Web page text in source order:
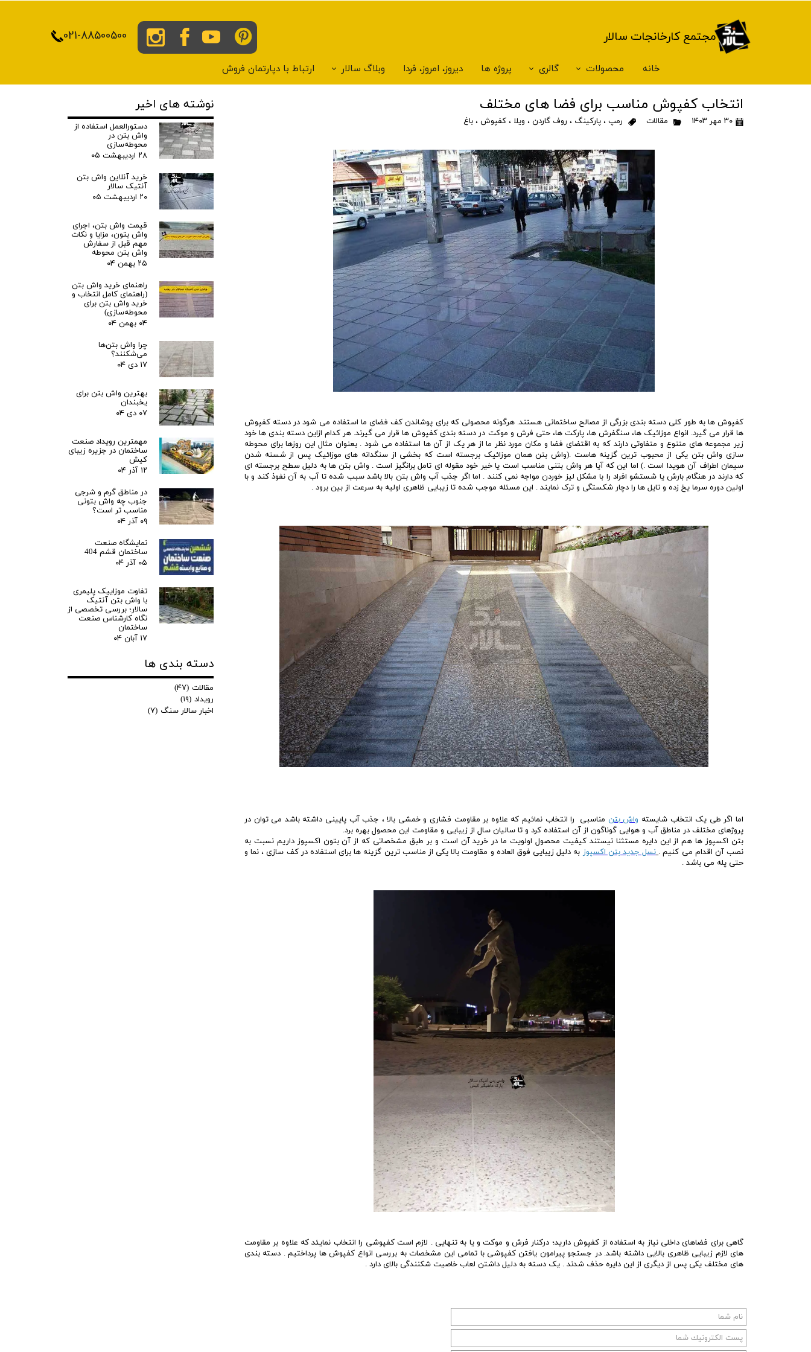
021-88500500
خانه محصولات گالری پروژه ها دیروز، امروز، فردا وبلاگ سالار ارتباط با دپارتمان فروش
مجتمع کارخانجات سالار
انتخاب کفپوش مناسب برای فضا های مختلف
۳۰ مهر ۱۴۰۳ مقالات رمپ ، پارکینگ ، روف گاردن ، ویلا ، کفپوش ، باغ
کفپوش ها به طور کلی دسته بندی بزرگی از مصالح ساختمانی هستند. هرگونه محصولی که برای پوشاندن کف فضای ما استفاده می شود در دسته کفپوش
ها قرار می گیرد. انواع موزائیک ها، سنگفرش ها، پارکت ها، حتی فرش و موکت در دسته بندی کفپوش ها قرار می گیرند. هر کدام ازاین دسته بندی ها خود
زیر مجموعه های متنوع و متفاوتی دارند که به اقتضای فضا و مکان مورد نظر ما از هر یک از آن ها استفاده می شود . بعنوان مثال این روزها برای محوطه
سازی واش بتن یکی از محبوب ترین گزینه هاست .(واش بتن همان موزائیک برجسته است که بخشی از سنگدانه های موزائیک پس از شسته شدن
سیمان اطراف آن هویدا است .) اما این که آیا هر واش بتنی مناسب است یا خیر خود مقوله ای تامل برانگیز است . واش بتن ها به دلیل سطح برجسته ای
که دارند در هنگام بارش یا شستشو افراد را با مشکل لیز خوردن مواجه نمی کنند . اما اگر جذب آب واش بتن بالا باشد سبب شده تا آب به آن نفوذ کند و با
اولین دوره سرما یخ زده و تایل ها را دچار شکستگی و ترک نمایند . این مسئله موجب شده تا زیبایی ظاهری اولیه به سرعت از بین برود .
اما اگر طی یک انتخاب شایسته واش بتن مناسبی را انتخاب نمائیم که علاوه بر مقاومت فشاری و خمشی بالا ، جذب آب پایینی داشته باشد می توان در
پروژهای مختلف در مناطق آب و هوایی گوناگون از آن استفاده کرد و تا سالیان سال از زیبایی و مقاومت این محصول بهره برد.
بتن اکسپوز ها هم از این دایره مستثنا نیستند کیفیت محصول اولویت ما در خرید آن است و بر طبق مشخصاتی که از آن بتون اکسپوز داریم نسبت به
نصب آن اقدام می کنیم . نسل جدید بتن اکسپوز به دلیل زیبایی فوق العاده و مقاومت بالا یکی از مناسب ترین گزینه ها برای استفاده در کف سازی ، نما و
حتی پله می باشد .
گاهی برای فضاهای داخلی نیاز به استفاده از کفپوش دارید؛ درکنار فرش و موکت و یا به تنهایی . لازم است کفپوشی را انتخاب نمایئد که علاوه بر مقاومت
های لازم زیبایی ظاهری بالایی داشته باشد. در جستجو پیرامون یافتن کفپوشی با تمامی این مشخصات به بررسی انواع کفپوش ها پرداختیم . دسته بندی
های مختلف یکی پس از دیگری از این دایره حذف شدند . یک دسته به دلیل داشتن لعاب خاصیت شکنندگی بالای دارد .
نوشته های اخیر
دستورالعمل استفاده از
واش بتن در
محوطه‌سازی
۲۸ اردیبهشت ۰۵
خرید آنلاین واش بتن
آنتیک سالار
۲۰ اردیبهشت ۰۵
قیمت واش بتن، اجرای
واش بتون، مزایا و نکات
مهم قبل از سفارش
واش بتن محوطه
۲۵ بهمن ۰۴
راهنمای خرید واش بتن
(راهنمای کامل انتخاب و
خرید واش بتن برای
محوطه‌سازی)
۰۴ بهمن ۰۴
چرا واش بتن‌ها
می‌شکنند؟
۱۷ دی ۰۴
بهترین واش بتن برای
یخبندان
۰۷ دی ۰۴
مهمترین رویداد صنعت
ساختمان در جزیره زیبای
کیش
۱۲ آذر ۰۴
در مناطق گرم و شرجی
جنوب چه واش بتونی
مناسب تر است؟
۰۹ آذر ۰۴
نمایشگاه صنعت
ساختمان قشم 404
۰۵ آذر ۰۴
تفاوت موزاییک پلیمری
با واش بتن آنتیک
سالار؛ بررسی تخصصی از
نگاه کارشناس صنعت
ساختمان
۱۷ آبان ۰۴
دسته بندی ها
مقالات (۴۷)
رویداد (۱۹)
اخبار سالار سنگ (۷)